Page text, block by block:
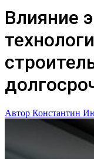
Влияние
Автор Константин